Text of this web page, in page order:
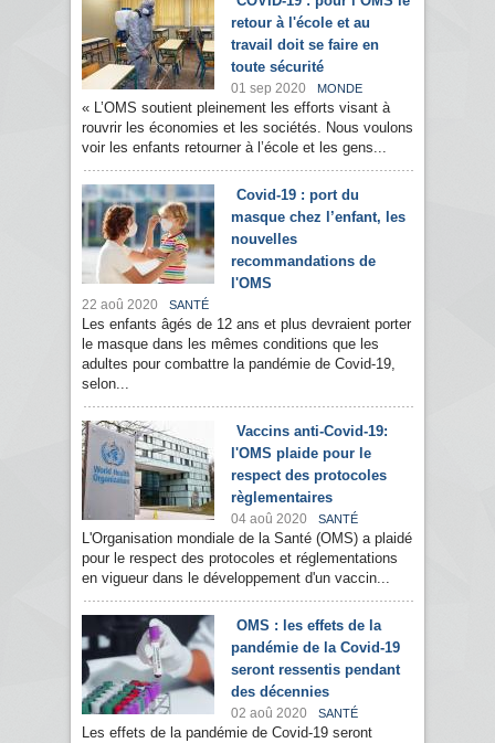
retour à l'école et au
travail doit se faire en
toute sécurité
01 sep 2020 MONDE
« L’OMS soutient pleinement les efforts visant à
rouvrir les économies et les sociétés. Nous voulons
voir les enfants retourner à l’école et les gens...
Covid-19 : port du
masque chez l’enfant, les
nouvelles
recommandations de
l'OMS
22 aoû 2020 SANTÉ
Les enfants âgés de 12 ans et plus devraient porter
le masque dans les mêmes conditions que les
adultes pour combattre la pandémie de Covid-19,
selon...
Vaccins anti-Covid-19:
l'OMS plaide pour le
respect des protocoles
règlementaires
04 aoû 2020 SANTÉ
L'Organisation mondiale de la Santé (OMS) a plaidé
pour le respect des protocoles et réglementations
en vigueur dans le développement d'un vaccin...
OMS : les effets de la
pandémie de la Covid-19
seront ressentis pendant
des décennies
02 aoû 2020 SANTÉ
Les effets de la pandémie de Covid-19 seront